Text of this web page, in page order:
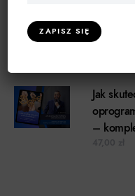
67,00
Jak
–